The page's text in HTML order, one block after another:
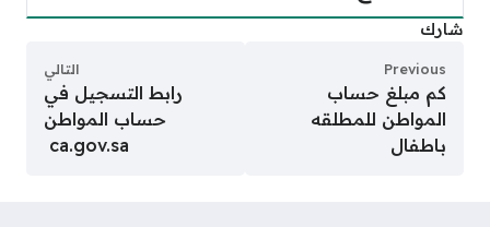
شارك
Previous
كم مبلغ حساب
المواطن للمطلقه
باطفال
التالي
رابط التسجيل في
حساب المواطن
ca.gov.sa